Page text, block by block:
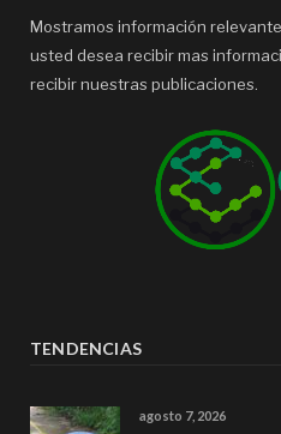
Mostramos información
usted desea recibir mas
recibir nuestras publicaciones.
TENDENCIAS
agosto 7, 2026